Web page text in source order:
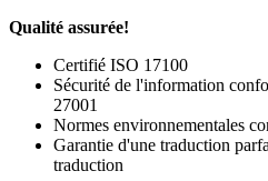
Qualité assurée!
Certifié ISO 17100
Sécurité de l'information
27001
Normes environnementales
Garantie d'une traduction
traduction